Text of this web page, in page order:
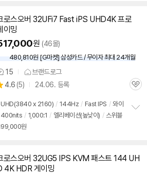
로스오버 32UFi7 Fast iPS UHD4K 프로
이밍
원 (46몰)
480,810원 [G마켓] 삼성카드 / 무이자 최대 24개월
15 브랜드로그
4.6 (상
리
뷰
5) 24.06. 등록
관
x 2160) / 144Hz / Fast IPS / 와이
400nits / 1,000:1 / 엘리베이션(높낮이) / 스위블
원
기
로스오버 32UG5 IPS KVM 패스트 144 UH
4K HDR 게이밍